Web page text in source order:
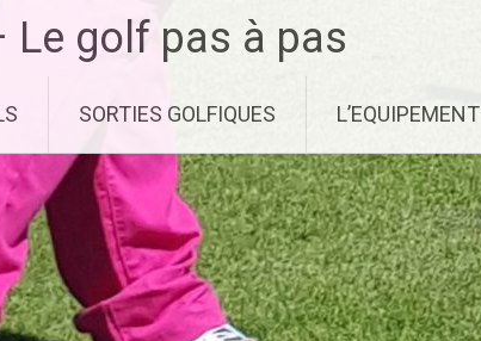
Le golf pas à pas
SORTIES GOLFIQUES L’EQUIPEMENT